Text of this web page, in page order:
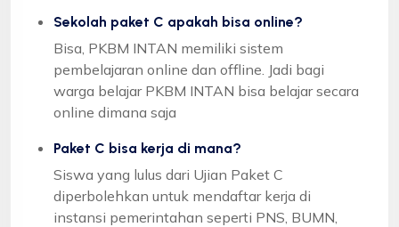
Sekolah paket C apakah bisa online?
Bisa, PKBM INTAN memiliki sistem
pembelajaran online dan offline. Jadi bagi
warga belajar PKBM INTAN bisa belajar secara
online dimana saja
Paket C bisa kerja di mana?
Siswa yang lulus dari Ujian Paket C
diperbolehkan untuk mendaftar kerja di
instansi pemerintahan seperti PNS, BUMN,